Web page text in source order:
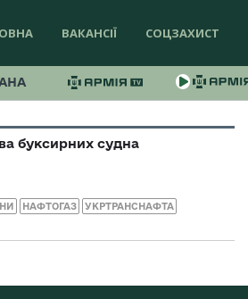
ВАКАНСІЇ СОЦЗАХИСТ
буксирних судна
НАФТОГАЗ УКРТРАНСНАФТА